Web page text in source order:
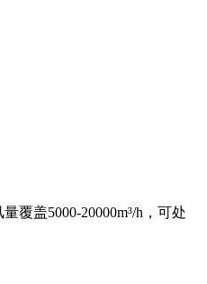
覆盖5000-20000m³/h，可处